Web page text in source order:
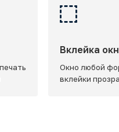
Вклейка
Окно любой
вклейки